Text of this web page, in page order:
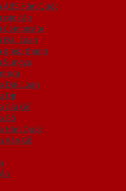
Hàn Quốc
cấp
Composite
Đài Loan
ghép thanh
Sungyu
Đài Loan
Đẹp
Giả Gỗ
Gỗ
Hàn Quốc
Vân Gỗ